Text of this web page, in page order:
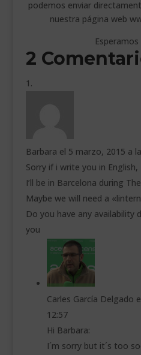
podemos enviar
nuestra página web
2
Barbara el 5 marzo, 2015 a
Sorry if i write you in English,
I’ll be in Barcelona during
Maybe we will need a
Do you have any availability
you
Carles García Delgado
12:57
Hi Barbara:
I´m sorry but it´s too